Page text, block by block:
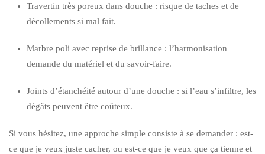
Travertin très poreux dans douche : risque de taches et de
décollements si mal fait.
Marbre poli avec reprise de brillance : l’harmonisation
demande du matériel et du savoir-faire.
Joints d’étanchéité autour d’une douche : si l’eau s’infiltre, les
dégâts peuvent être coûteux.
Si vous hésitez, une approche simple consiste à se demander : est-
ce que je veux juste cacher, ou est-ce que je veux que ça tienne et